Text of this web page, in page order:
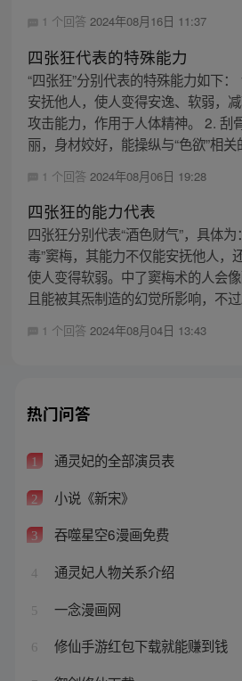
1 个回答 2024年08月16日 11:37
四张狂代表的特殊能力
“四张狂”分别代表的特殊能力如下
安抚他人，使人变得安逸、软弱，
攻击能力，作用于人体精神。 2. 刮
丽，身材姣好，能操纵与“色欲”相关
1 个回答 2024年08月06日 19:28
四张狂的能力代表
四张狂分别代表“酒色财气”，具体为
毒”窦梅，其能力不仅能安抚他人，
使人变得软弱。中了窦梅术的人会像
且能被其炁制造的幻觉所影响，不
1 个回答 2024年08月04日 13:43
热门问答
1 通灵妃的全部演员表
2 小说《新宋》
3 吞噬星空6漫画免费
4 通灵妃人物关系介绍
5 一念漫画网
6 修仙手游红包下载就能赚到钱